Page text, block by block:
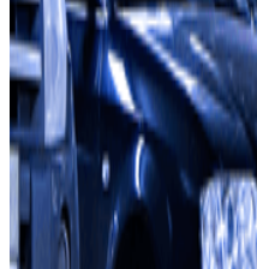
Over Parclick
Wie we zijn
Hoe het werkt
Onze parkeergarages
Zullen we samenwerken?
Professionals